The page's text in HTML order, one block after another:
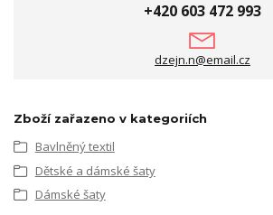
+420 603 472 993
dzejn.n@email.cz
Zboží zařazeno v kategoriích
Bavlněný textil
Dětské a dámské šaty
Dámské šaty